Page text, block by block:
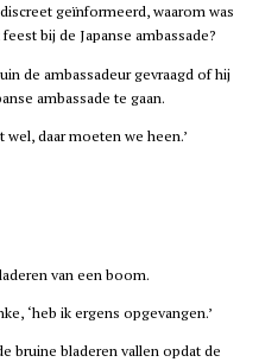
geïnformeerd, waarom was
bij de Japanse ambassade?
de ambassadeur gevraagd of hij
ambassade te gaan.
wel, daar moeten we heen.’
van een boom.
‘heb ik ergens opgevangen.’
bruine bladeren vallen opdat de